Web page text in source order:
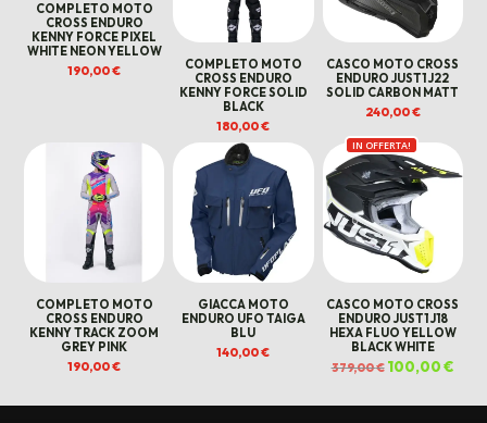
COMPLETO MOTO
CROSS ENDURO
KENNY FORCE PIXEL
WHITE NEON YELLOW
190,00€
COMPLETO MOTO
CROSS ENDURO
KENNY FORCE SOLID
BLACK
180,00€
CASCO MOTO CROSS
ENDURO JUST1 J22
SOLID CARBON MATT
240,00€
COMPLETO MOTO
CROSS ENDURO
KENNY TRACK ZOOM
GREY PINK
190,00€
GIACCA MOTO
ENDURO UFO TAIGA
BLU
140,00€
IN OFFERTA!
CASCO MOTO CROSS
ENDURO JUST1 J18
HEXA FLUO YELLOW
BLACK WHITE
379,00€ Il
prezzo
379,00 €.
100,00€Il